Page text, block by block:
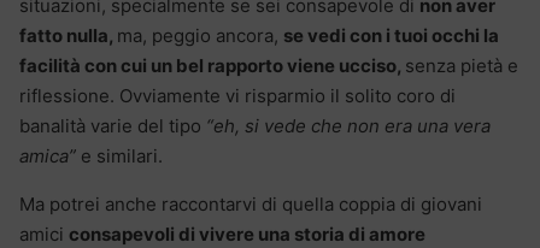
situazioni, specialmente se sei consapevole di non aver
fatto nulla, ma, peggio ancora, se vedi con i tuoi occhi la
facilità con cui un bel rapporto viene ucciso, senza pietà e
riflessione. Ovviamente vi risparmio il solito coro di
banalità varie del tipo “eh, si vede che non era una vera
amica” e similari.
Ma potrei anche raccontarvi di quella coppia di giovani
amici consapevoli di vivere una storia di amore